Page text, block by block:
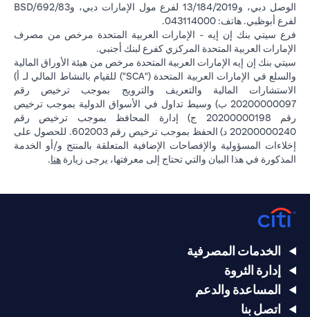
الوصل دبي، و13/184/2019 لفرع مول الإمارات دبي، وBSD/692/83
لفرع أبوظبي. هاتف: 043114000.
فرع سيتي بنك إن إيه - الإمارات العربية المتحدة مرخص من مصرف
الإمارات العربية المتحدة المركزي كفرع لبنك أجنبي.
سيتي بنك إن إيه الإمارات العربية المتحدة مرخص من هيئة الأوراق المالية
والسلع في الإمارات العربية المتحدة ("SCA") للقيام بالنشاط المالي لـ أ)
الاستشارات المالية والتعريف والترويج بموجب ترخيص رقم
20200000097 ب) وسيط تداول في الأسواق الدولية بموجب ترخيص
رقم 20200000198 ج) إدارة المحافظ بموجب ترخيص رقم
20200000240 د) الحفظ بموجب ترخيص رقم 602003. للحصول على
إخلاءات المسؤولية والإفصاحات الإضافية المتعلقة بالمنتج و/أو الخدمة
المذكورة في هذا البيان والتي تحتاج إلى معرفتها، يرجى زيارة هنا.
الخدمات المصرفية
إدارة الثروة
المساعدة والدعم
اتصل بنا